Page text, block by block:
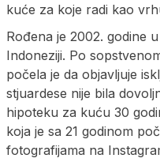
kuće za koje radi kao
Rođena je 2002. godine
Indoneziji. Po
počela je da objavljuje
stjuardese nije bila
hipoteku za kuću 30
koja je sa 21 godinom
fotografijama na